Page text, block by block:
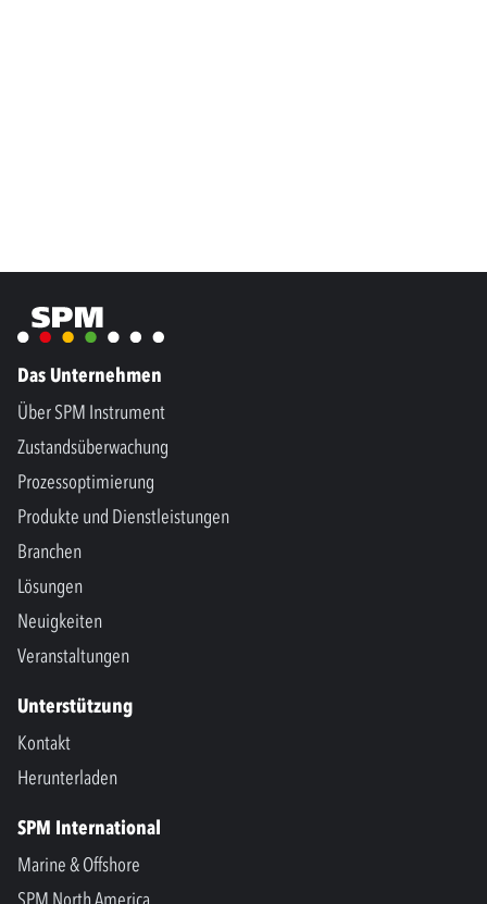
Das Unternehmen
Über SPM Instrument
Zustandsüberwachung
Prozessoptimierung
Produkte und Dienstleistungen
Branchen
Lösungen
Neuigkeiten
Veranstaltungen
Unterstützung
Kontakt
Herunterladen
SPM International
Marine & Offshore